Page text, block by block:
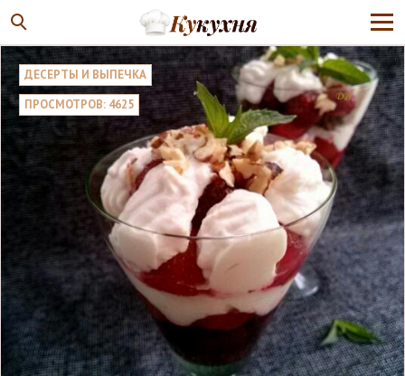
ДЕСЕРТЫ И ВЫПЕЧКА
ПРОСМОТРОВ: 4625